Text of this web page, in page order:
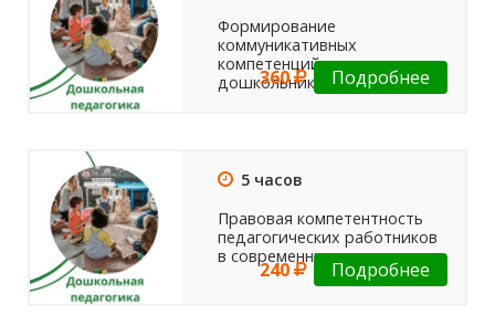
Формирование
коммуникативных
компетенций у
дошкольников на занятиях
360 Подробнее
5 часов
Правовая компетентность
педагогических работников
в современных условиях
240 Подробнее